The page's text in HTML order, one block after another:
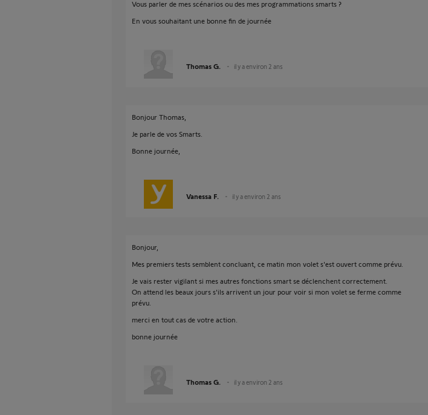
Vous parler de mes scénarios ou des mes programmations smarts ?
En vous souhaitant une bonne fin de journée
Thomas G. il y a environ 2 ans
Bonjour Thomas,
Je parle de vos Smarts.
Bonne journée,
Vanessa F. il y a environ 2 ans
Bonjour,
Mes premiers tests semblent concluant, ce matin mon volet s'est ouvert comme prévu.
Je vais rester vigilant si mes autres fonctions smart se déclenchent correctement.
On attend les beaux jours s'ils arrivent un jour pour voir si mon volet se ferme comme
prévu.
merci en tout cas de votre action.
bonne journée
Thomas G. il y a environ 2 ans